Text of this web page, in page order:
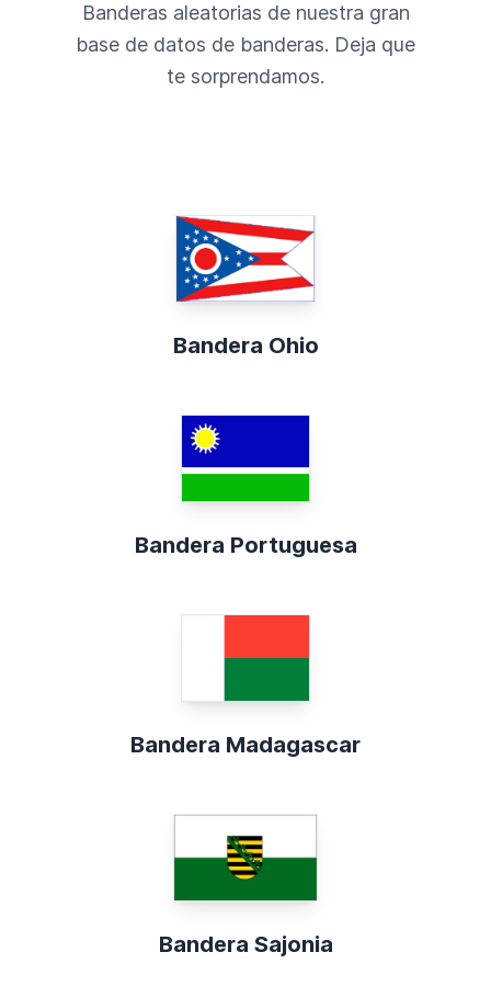
Banderas aleatorias de nuestra gran
base de datos de banderas. Deja que
te sorprendamos.
Bandera Ohio
Bandera Portuguesa
Bandera Madagascar
Bandera Sajonia